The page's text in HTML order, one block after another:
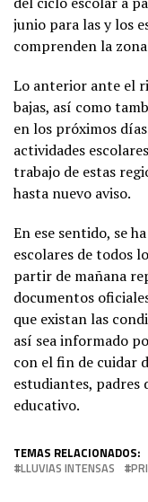
junio para las y los
comprenden la
Lo anterior ante el
bajas, así como
en los próximos
actividades
trabajo de estas
hasta nuevo aviso.
En ese sentido, se
escolares de todos
partir de mañana
documentos
que existan las
así sea informado
con el fin de cuidar
estudiantes,
educativo.
TEMAS RELACIONADOS:
LLUVIAS INTENSAS